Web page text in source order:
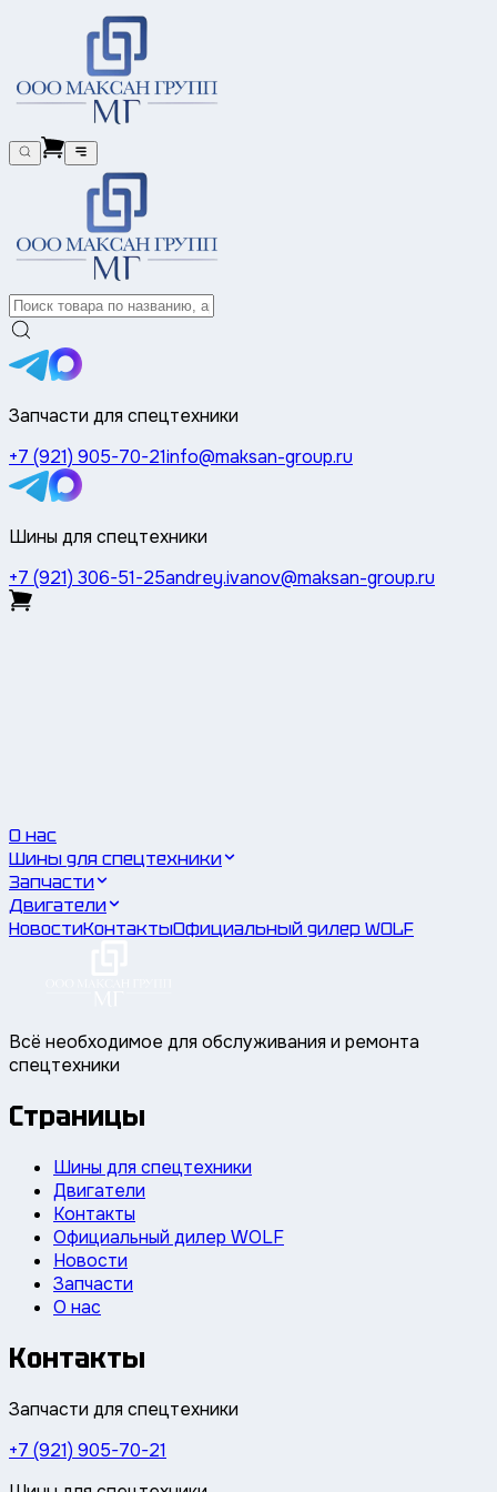
Запчасти для спецтехники
+7 (921) 905-70-21info@maksan-group.ru
Шины для спецтехники
+7 (921) 306-51-25andrey.ivanov@maksan-group.ru
О нас
Шины для спецтехники
Запчасти
Двигатели
НовостиКонтактыОфициальный дилер WOLF
Всё необходимое для обслуживания и ремонта
спецтехники
Страницы
Шины для спецтехники
Двигатели
Контакты
Официальный дилер WOLF
Новости
Запчасти
О нас
Контакты
Запчасти для спецтехники
+7 (921) 905-70-21